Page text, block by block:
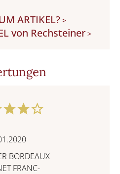
ARTIKEL? >
von Rechsteiner >
BORDEAUX
FRANC-